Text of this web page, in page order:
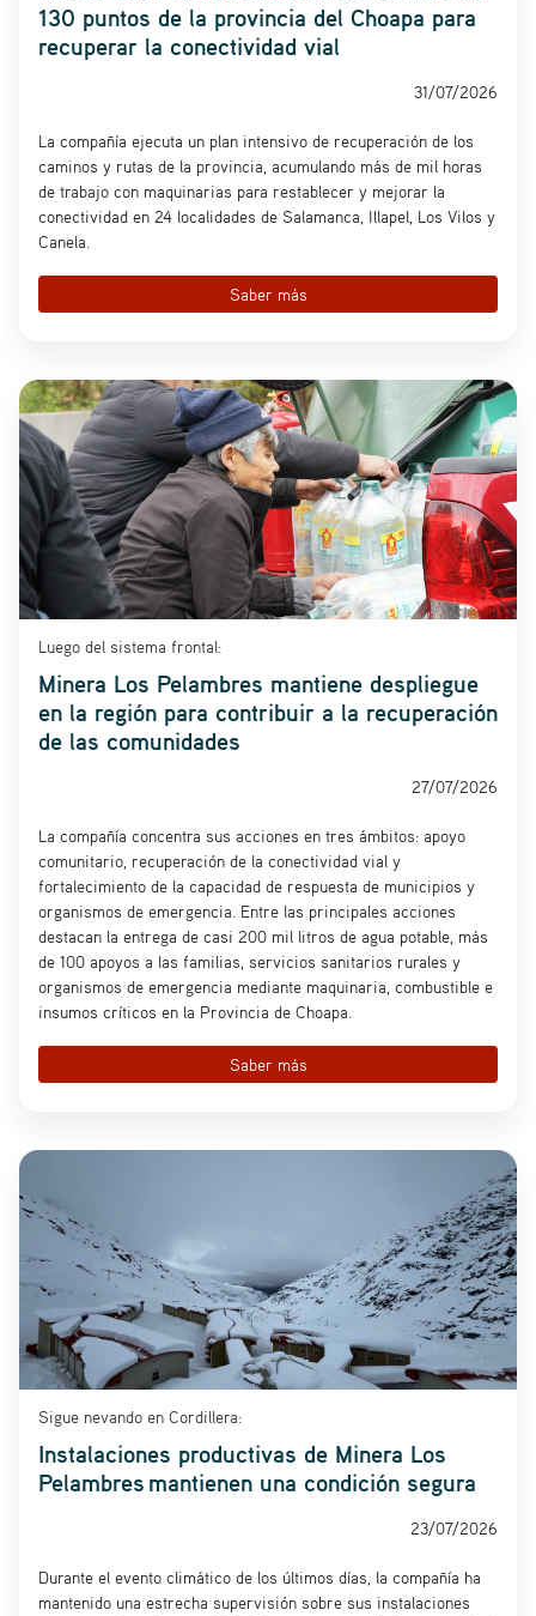
130 puntos de la provincia del Choapa para
recuperar la conectividad vial
31/07/2026
La compañía ejecuta un plan intensivo de recuperación de los
caminos y rutas de la provincia, acumulando más de mil horas
de trabajo con maquinarias para restablecer y mejorar la
conectividad en 24 localidades de Salamanca, Illapel, Los Vilos y
Canela.
Saber más
Luego del sistema frontal:
Minera Los Pelambres mantiene despliegue
en la región para contribuir a la recuperación
de las comunidades
27/07/2026
La compañía concentra sus acciones en tres ámbitos: apoyo
comunitario, recuperación de la conectividad vial y
fortalecimiento de la capacidad de respuesta de municipios y
organismos de emergencia. Entre las principales acciones
destacan la entrega de casi 200 mil litros de agua potable, más
de 100 apoyos a las familias, servicios sanitarios rurales y
organismos de emergencia mediante maquinaria, combustible e
insumos críticos en la Provincia de Choapa.
Saber más
Sigue nevando en Cordillera:
Instalaciones productivas de Minera Los
Pelambres mantienen una condición segura
23/07/2026
Durante el evento climático de los últimos días, la compañía ha
mantenido una estrecha supervisión sobre sus instalaciones